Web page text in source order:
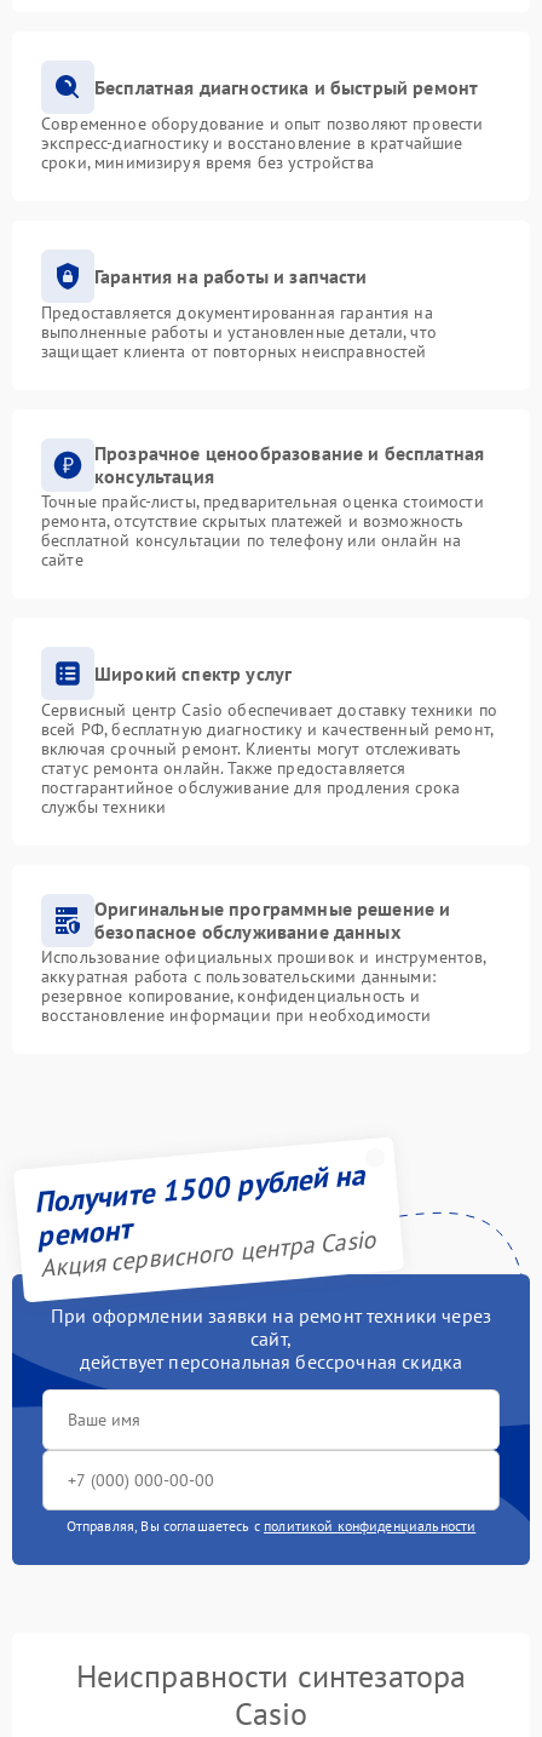
Бесплатная диагностика и быстрый ремонт
Современное оборудование и опыт позволяют провести
экспресс-диагностику и восстановление в кратчайшие
сроки, минимизируя время без устройства
Гарантия на работы и запчасти
Предоставляется документированная гарантия на
выполненные работы и установленные детали, что
защищает клиента от повторных неисправностей
Прозрачное ценообразование и бесплатная
консультация
Точные прайс-листы, предварительная оценка стоимости
ремонта, отсутствие скрытых платежей и возможность
бесплатной консультации по телефону или онлайн на
сайте
Широкий спектр услуг
Сервисный центр Casio обеспечивает доставку техники по
всей РФ, бесплатную диагностику и качественный ремонт,
включая срочный ремонт. Клиенты могут отслеживать
статус ремонта онлайн. Также предоставляется
постгарантийное обслуживание для продления срока
службы техники
Оригинальные программные решение и
безопасное обслуживание данных
Использование официальных прошивок и инструментов,
аккуратная работа с пользовательскими данными:
резервное копирование, конфиденциальность и
восстановление информации при необходимости
Получите 1500 рублей на
ремонт
Акция сервисного центра Casio
При оформлении заявки на ремонт техники через
сайт,
действует персональная бессрочная скидка
Отправляя, Вы соглашаетесь с политикой конфиденциальности
Неисправности синтезатора
Casio